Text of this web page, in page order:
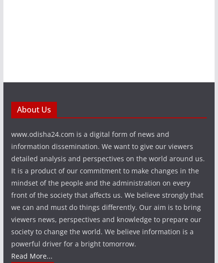
About Us
www.odisha24.com is a digital form of news and
information dissemination. We want to give our viewers
detailed analysis and perspectives on the world around us.
It is a product of our commitment to make changes in the
mindset of the people and the administration on every
front of the society that affects us. We believe strongly that
we can and must do things differently. Our aim is to bring
viewers news, perspectives and knowledge to prepare our
society to change the world. We believe information is a
powerful driver for a bright tomorrow.
Read More...